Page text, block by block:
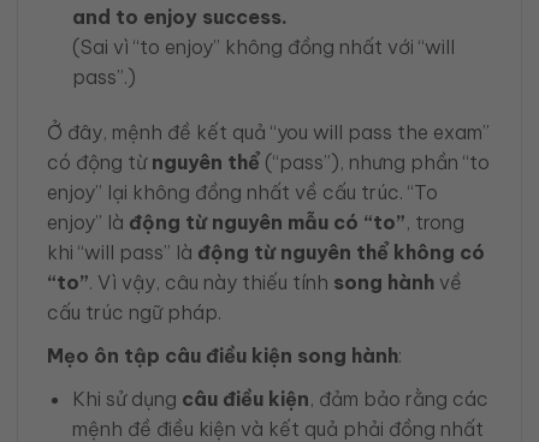
and to enjoy success.
(Sai vì “to enjoy” không đồng nhất với “will
pass”.)
Ở đây, mệnh đề kết quả “you will pass the exam”
có động từ nguyên thể (“pass”), nhưng phần “to
enjoy” lại không đồng nhất về cấu trúc. “To
enjoy” là động từ nguyên mẫu có “to”, trong
khi “will pass” là động từ nguyên thể không có
“to”. Vì vậy, câu này thiếu tính song hành về
cấu trúc ngữ pháp.
Mẹo ôn tập câu điều kiện song hành:
Khi sử dụng câu điều kiện, đảm bảo rằng các
mệnh đề điều kiện và kết quả phải đồng nhất